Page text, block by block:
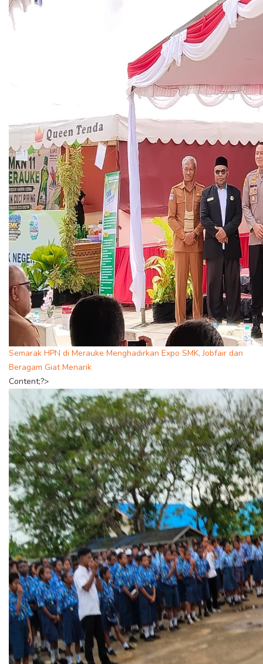
Semarak HPN di Merauke Menghadirkan Expo SMK, Jobfair dan
Beragam Giat Menarik
Content;?>